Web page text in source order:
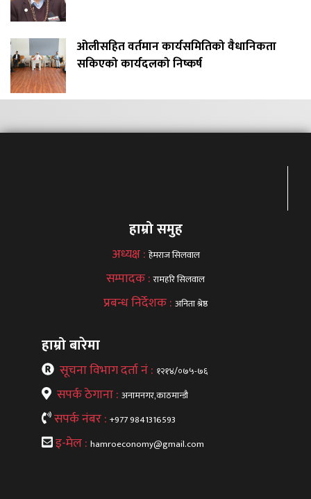
ओलीसहित वर्तमान कार्यसमितिको वैधानिकता
सकिएको कार्यदलको निष्कर्ष
हाम्रो समुह
अध्यक्ष : हेमराज सिलवाल
सम्पादक :रामहरि सिलवाल
प्रबन्ध निर्देशक : अनिता श्रेष्ठ
हाम्रो बारेमा
सूचना विभाग दर्ता नं : १२१४/०७५-७६
सपर्क ठेगाना : अनामनगर,काठमान्डौ
सपर्क नंबर : +977 9841316593
इ-मेल : hamroeconomy@gmail.com